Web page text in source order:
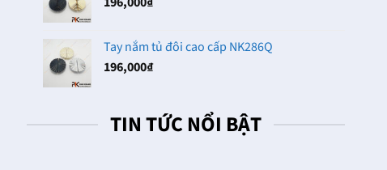
398,000₫
Tay nắm tủ đôi cao cấp NK286Q
196,000₫
TIN TỨC NỔI BẬT